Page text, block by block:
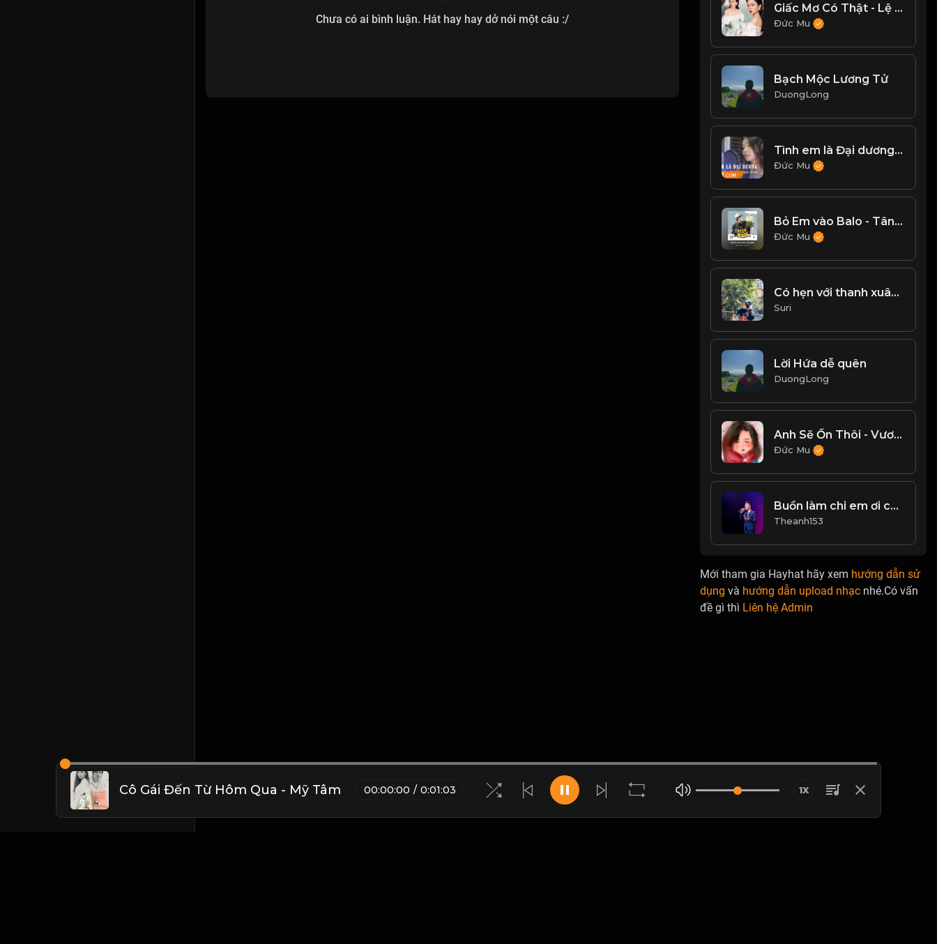
Chưa có ai bình luận. Hát hay hay dở nói một câu :/
Giấc Mơ Có Thật - Lệ Quyên
Đức Mu
Bạch Mộc Lương Tử
DuongLong
Tình em là Đại dương - Nhi Nhi Cover
Đức Mu
Bỏ Em vào Balo - Tân Trần , Freak D
Đức Mu
Có hẹn với thanh xuân Mashup Haru Haru
Suri
Lời Hứa dễ quên
DuongLong
Anh Sẽ Ổn Thôi - Vương Anh Tú
Đức Mu
Buồn làm chi em ơi cover
Theanh153
Mới tham gia Hayhat hãy xem hướng dẫn sử
dụng và hướng dẫn upload nhạc nhé.Có vấn
đề gì thì Liên hệ Admin
Cô Gái Đến Từ Hôm Qua - Mỹ Tâm 00:00:00 / 0:01:03